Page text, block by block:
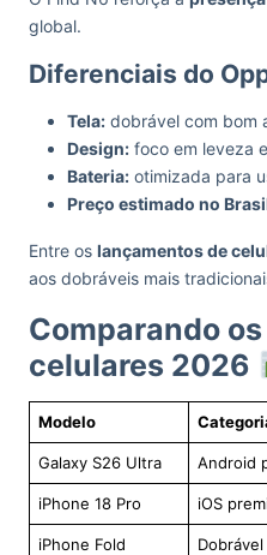
global.
Diferenciais do
Tela: dobrável com bom
Design: foco em leveza
Bateria: otimizada para
Preço estimado no
Entre os lançamentos de
aos dobráveis mais
Comparando
celulares 2026
Modelo
Galaxy S26 Ultra Android
iPhone 18 Pro iOS
iPhone Fold Dobrável